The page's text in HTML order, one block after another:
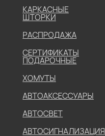
КАРКАСНЫЕ
ШТОРКИ
РАСПРОДАЖА
СЕРТИФИКАТЫ
ПОДАРОЧНЫЕ
ХОМУТЫ
АВТОАКСЕССУАРЫ
АВТОСВЕТ
АВТОСИГНАЛИЗАЦИЯ